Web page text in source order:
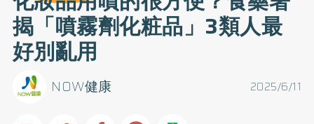
揭「噴霧劑化粧品」3類人最
好別亂用
2025/6/11
NOW健康